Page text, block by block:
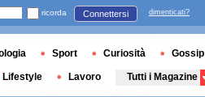
ricorda Connettersi dimenticati?
Sport Curiosità Gossip
Lifestyle Lavoro Tutti i Magazine